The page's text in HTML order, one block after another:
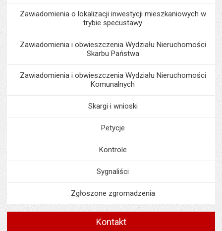
Zawiadomienia o lokalizacji inwestycji mieszkaniowych w
trybie specustawy
Zawiadomienia i obwieszczenia Wydziału Nieruchomości
Skarbu Państwa
Zawiadomienia i obwieszczenia Wydziału Nieruchomości
Komunalnych
Skargi i wnioski
Petycje
Kontrole
Sygnaliści
Zgłoszone zgromadzenia
Kontakt